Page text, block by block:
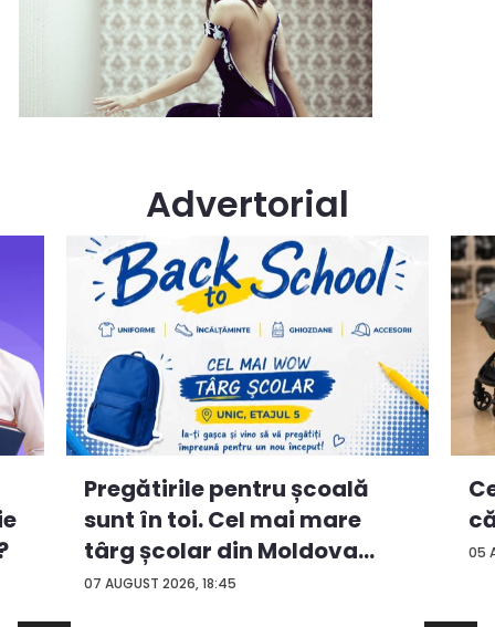
Advertorial
07 AUGUST 2026, 18:45
Pregătirile pentru școală
sunt în toi. Cel mai mare
târg școlar din Moldova
con...
05